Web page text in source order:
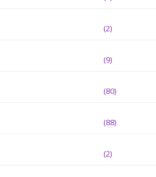
(2)
(9)
(80)
(88)
(2)